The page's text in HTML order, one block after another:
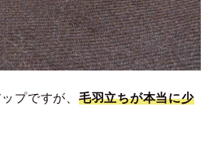
プですが、 毛羽立ちが本当に少